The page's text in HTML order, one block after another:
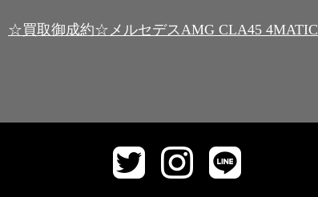
☆買取御成約☆メルセデスAMG CLA45 4MATIC